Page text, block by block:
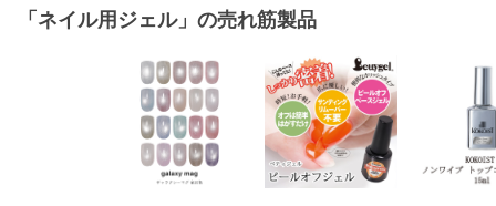
「 ネイル用ジェル」の売れ筋製品